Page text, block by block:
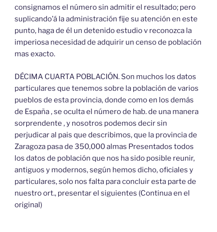
consignamos el número sin admitir el resultado; pero
suplicando’á la administración fije su atención en este
punto, haga de él un detenido estudio v reconozca la
imperiosa necesidad de adquirir un censo de población
mas exacto.
DÉCIMA CUARTA POBLACIÓN. Son muchos los datos
particulares que tenemos sobre la población de varios
pueblos de esta provincia, donde como en los demás
de España , se oculta el número de hab. de una manera
sorprendente , y nosotros podemos decir sin
perjudicar al pais que describimos, que la provincia de
Zaragoza pasa de 350,000 almas Presentados todos
los datos de población que nos ha sido posible reunir,
antiguos y modernos, según hemos dicho, oficiales y
particulares, solo nos falta para concluir esta parte de
nuestro ort., presentar el siguientes (Continua en el
original)